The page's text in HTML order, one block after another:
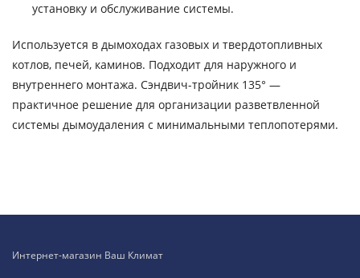
установку и обслуживание системы.
Используется в дымоходах газовых и твердотопливных
котлов, печей, каминов. Подходит для наружного и
внутреннего монтажа. Сэндвич-тройник 135° —
практичное решение для организации разветвленной
системы дымоудаления с минимальными теплопотерями.
Интернет-магазин Ваш Климат